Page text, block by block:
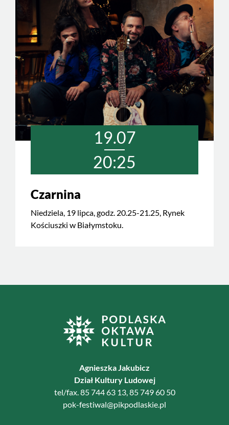
19.07
20:25
Czarnina
Niedziela, 19 lipca, godz. 20.25-21.25, Rynek
Kościuszki w Białymstoku.
Agnieszka Jakubicz
Dział Kultury Ludowej
tel/fax. 85 744 63 13, 85 749 60 50
pok-festiwal@pikpodlaskie.pl